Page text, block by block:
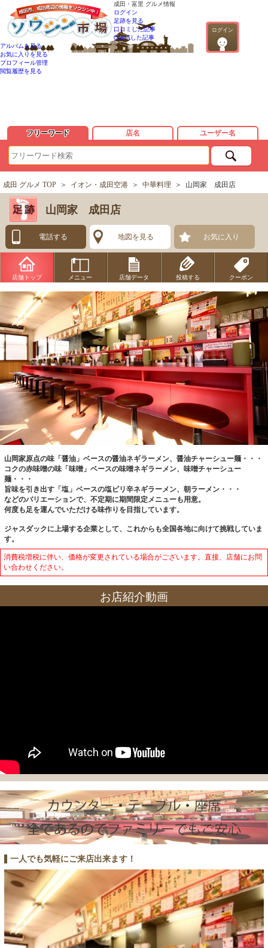
成田・富里 グルメ情報
ログイン
ログイン
足跡を見る
口コミした記事
QandAした記事
アルバムを見る
お気に入りを見る
プロフィール管理
閲覧履歴を見る
フリーワード 店名 ユーザー名
成田 グルメ TOP ＞ イオン・成田空港 ＞ 中華料理 ＞ 山岡家 成田店
山岡家 成田店
電話する 地図を見る お気に入り
店舗トップ メニュー 店舗データ 投稿する クーポン
ラーメンの基本要素である『麺・スープ・タレ』にこだわり、より多くの皆様に
美味しさと笑顔を届けられるメニューを用意。
山岡家原点の味「醤油」ベースの醤油ネギラーメン、醤油チャーシュー麺・・・
コクの赤味噌の味「味噌」ベースの味噌ネギラーメン、味噌チャーシュー
麺・・・
旨味を引き出す「塩」ベースの塩ピリ辛ネギラーメン、朝ラーメン・・・
などのバリエーションで、不定期に期間限定メニューも用意。
何度も足を運んでいただける味作りを目指しています。
ジャスダックに上場する企業として、これからも全国各地に向けて挑戦していま
す。
消費税増税に伴い、価格が変更されている場合がございます。直接、店舗にお問
い合わせください。
お店紹介動画
一人でも気軽にご来店出来ます！